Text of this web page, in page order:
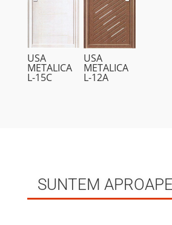
USA
METALICA
L-15C
USA
METALICA
L-12A
SUNTEM